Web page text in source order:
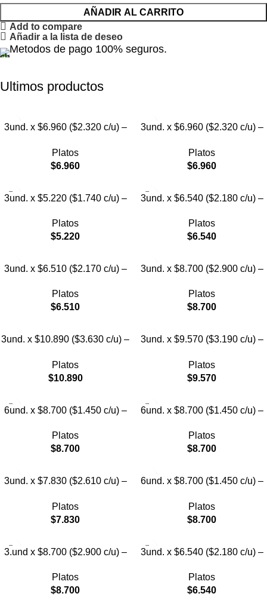
AÑADIR AL CARRITO
Add to compare
Añadir a la lista de deseo
Metodos de pago 100% seguros.
Ultimos productos
3und. x $6.960 ($2.320 c/u) –
Diamante
Platos
$6.960
3und. x $6.960 ($2.320 c/u) –
Platos
$6.960
3und. x $5.220 ($1.740 c/u) –
Diseño Manzana
Platos
$5.220
3und. x $6.540 ($2.180 c/u) –
Mascotas
Platos
$6.540
3und. x $6.510 ($2.170 c/u) –
Platos
$6.510
3und. x $8.700 ($2.900 c/u) –
Mascotas
Platos
$8.700
3und. x $10.890 ($3.630 c/u) –
Mascotas
Platos
$10.890
3und. x $9.570 ($3.190 c/u) –
Platos
$9.570
6und. x $8.700 ($1.450 c/u) –
Platos
$8.700
6und. x $8.700 ($1.450 c/u) –
Floral
Platos
$8.700
3und. x $7.830 ($2.610 c/u) –
Platos
$7.830
6und. x $8.700 ($1.450 c/u) –
Mascotas
Platos
$8.700
3.und x $8.700 ($2.900 c/u) –
Platos
$8.700
3und. x $6.540 ($2.180 c/u) –
con Diseño Decorativo
Platos
$6.540